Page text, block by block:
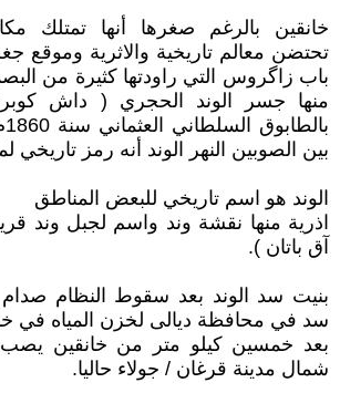
خانقين بالرغم صغرها أنها تمتلك
تحتضن معالم تاريخية والاثرية وموقع
باب زاگروس التي راودتها كثيرة من
منها جسر الوند الحجري ( داش
بين الصوبين النهر الوند أنه رمز تاريخي
الوند هو اسم تاريخي للبعض المناطق
اذرية منها نقشة وند واسم لجبل وند
آق باتان ).
بنيت سد الوند بعد سقوط النظام صدام
سد في محافظة ديالى لخزن المياه في
بعد خمسين كيلو متر من خانقين
شمال مدينة قرغان / جولاء حاليا.